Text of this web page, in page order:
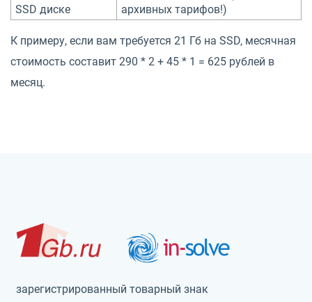
SSD диске
архивных тарифов!)
К примеру, если вам требуется 21 Гб на SSD, месячная
стоимость составит 290 * 2 + 45 * 1 = 625 рублей в
месяц.
зарегистрированный товарный знак